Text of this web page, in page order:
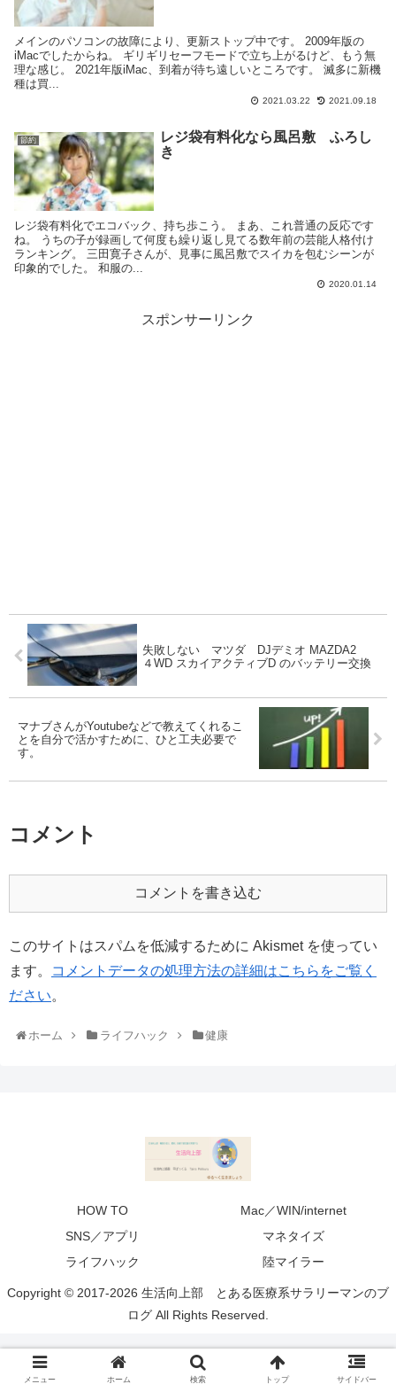
メインのパソコンの故障により、更新ストップ中です。 2009年版の
iMacでしたからね。 ギリギリセーフモードで立ち上がるけど、もう無
理な感じ。 2021年版iMac、到着が待ち遠しいところです。 滅多に新機
種は買...
2021.03.22 2021.09.18
節約
レジ袋有料化なら風呂敷 ふろし
き
レジ袋有料化でエコバック、持ち歩こう。 まあ、これ普通の反応です
ね。 うちの子が録画して何度も繰り返し見てる数年前の芸能人格付け
ランキング。 三田寛子さんが、見事に風呂敷でスイカを包むシーンが
印象的でした。 和服の...
2020.01.14
スポンサーリンク
失敗しない マツダ DJデミオ MAZDA2
４WD スカイアクティブD のバッテリー交換
マナブさんがYoutubeなどで教えてくれるこ
とを自分で活かすために、ひと工夫必要で
す。
コメント
コメントを書き込む
このサイトはスパムを低減するために Akismet を使ってい
ます。
コメントデータの処理方法の詳細はこちらをご覧く
ださい。
ホーム ライフハック 健康
HOW TO
Mac／WIN/internet
SNS／アプリ
マネタイズ
ライフハック
陸マイラー
Copyright © 2017-2026 生活向上部 とある医療系サラリーマンのブ
ログ All Rights Reserved.
メニュー ホーム 検索 トップ サイドバー
プライバシーポリシー